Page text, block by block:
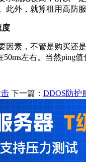
此外，就算租用高防
，不管是购买还是
左右。当然ping
下一篇： DDOS防护